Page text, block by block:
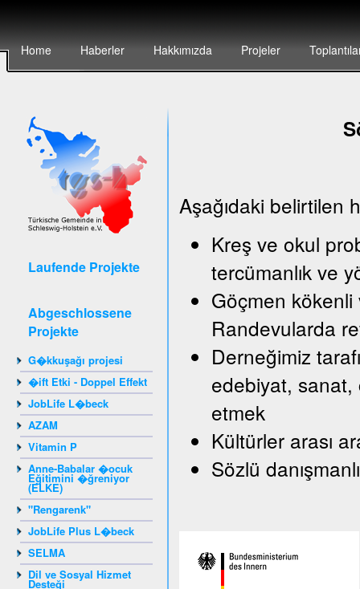
Home Haberler Hakkımızda Projeler
Laufende Projekte
Abgeschlossene
Projekte
G�kkuşağı projesi
�ift Etki - Doppel Effekt
JobLife L�beck
AZAM
Vitamin P
Anne-Babalar �ocuk
Eğitimini �ğreniyor
(ELKE)
"Rengarenk"
JobLife Plus L�beck
SELMA
Dil ve Sosyal Hizmet
Desteği
Aşağıdaki belirtilen
Kreş ve okul
tercümanlık ve
Göçmen
Randevularda
Derneğimiz
edebiyat, sanat,
etmek
Kültürler arası
Sözlü